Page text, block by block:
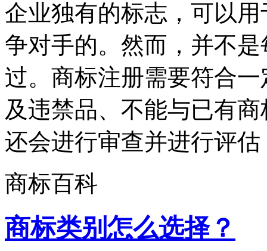
企业独有的标志，可以
争对手的。然而，并不
过。商标注册需要符合
及违禁品、不能与已有
还会进行审查并进行评
商标百科
商标类别怎么选择？